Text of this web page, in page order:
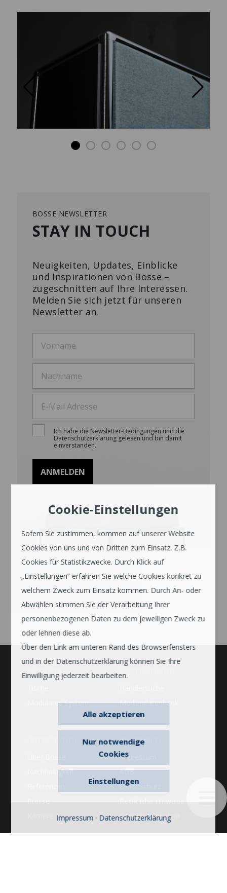
Cookie-Einstellungen
Sofern Sie zustimmen, kommen auf unserer Website
Cookies von uns und von Dritten zum Einsatz. Z.B.
Cookies für Statistikzwecke. Durch Klick auf
„Einstellungen“ erfahren Sie welche Cookies konkret zu
welchem Zweck zum Einsatz kommen. Durch An- oder
Abwählen stimmen Sie der Verarbeitung Ihrer
personenbezogenen Daten zu dem jeweiligen Zweck zu
oder lehnen diese ab.
Über den Link am unteren Rand des Browserfensters
und in der Datenschutzerklärung können Sie Ihre
Einwilligung jederzeit bearbeiten.
Einstellungen
Alle akzeptieren
Nur notwendige
Cookies
Impressum · Datenschutzerklärung
BOSSE NEWSLETTER
STAY IN TOUCH
Neuigkeiten, Updates, Einblicke
und Inspirationen von Bosse –
zugeschnitten auf Ihre Interessen.
Melden Sie sich jetzt für unseren
Newsletter an.
Ich habe die Newsletter-Bedingungen und die
Datenschutzerklärung gelesen und bin damit
einverstanden.
PRODUKTE
Modulares System
Mediendatenbank
Nachhaltigkeit
Presse
RECHTLICHES
Impressum
AGB
Datenschutz
Rechtliche Hinweise
Cookies verwalten